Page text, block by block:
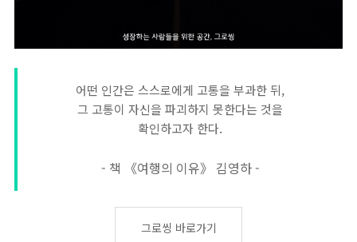
어떤 인간은 스스로에게 고통을 부과한 뒤,
그 고통이 자신을 파괴하지 못한다는 것을
확인하고자 한다.
- 책 《여행의 이유》 김영하 -
그로씽 바로가기